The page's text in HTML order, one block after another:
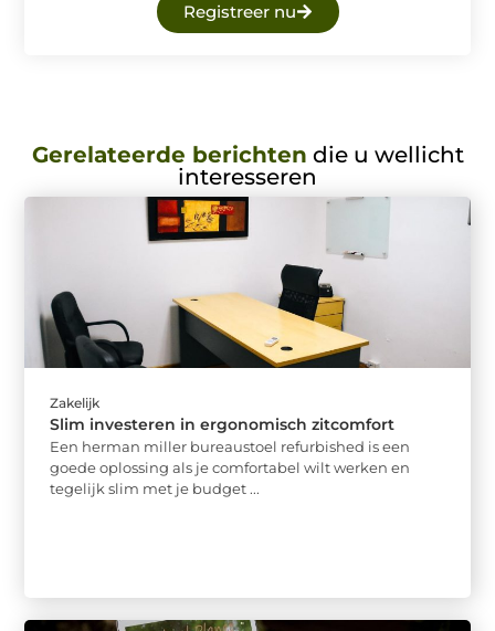
Registreer nu
Gerelateerde berichten die u wellicht
interesseren
Zakelijk
Slim investeren in ergonomisch zitcomfort
Een herman miller bureaustoel refurbished is een
goede oplossing als je comfortabel wilt werken en
tegelijk slim met je budget ...